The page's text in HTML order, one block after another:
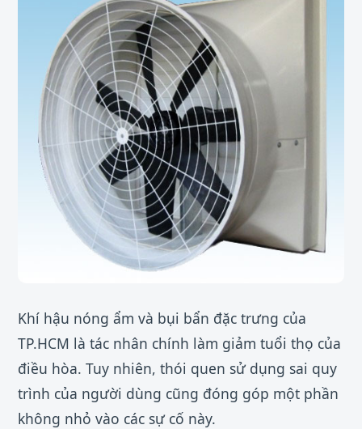
Khí hậu nóng ẩm và bụi bẩn đặc trưng của
TP.HCM là tác nhân chính làm giảm tuổi thọ của
điều hòa. Tuy nhiên, thói quen sử dụng sai quy
trình của người dùng cũng đóng góp một phần
không nhỏ vào các sự cố này.